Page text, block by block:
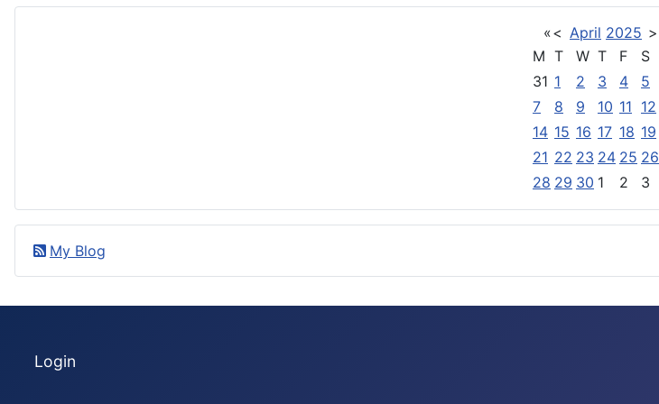
«< April 2025 >
M T W T F S
31 1 2 3 4 5
7
8 9 10 11 12
14 15 16 17 18 19
21 22 23 24 25 26
28 29 30 1 2 3
My Blog
Login